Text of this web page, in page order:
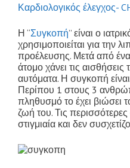
Καρδιολογικός έλεγχος-
Η “Συγκοπή” είναι ο
χρησιμοποιείται για την
προέλευσης. Μετά από
άτομο χάνει τις
αυτόματα. Η συγκοπή
Περίπου 1 στους 3
πληθυσμό το έχει βιώσει
ζωή του. Τις περισσότερες
στιγμιαία και δεν